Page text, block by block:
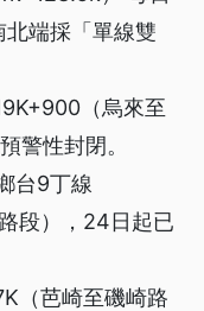
端採「單線雙
（烏來至
警性封閉。
台9丁線
段），24日起已
（芭崎至磯崎路